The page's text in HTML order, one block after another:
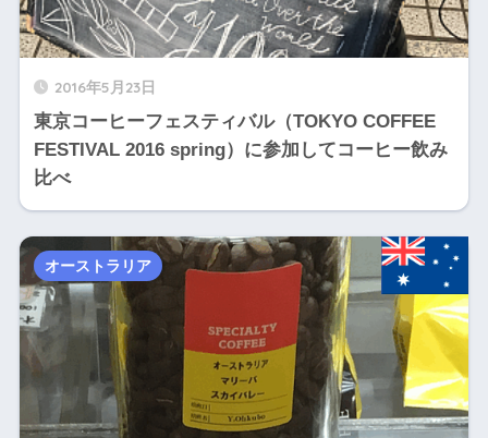
2016年5月23日
東京コーヒーフェスティバル（TOKYO COFFEE
FESTIVAL 2016 spring）に参加してコーヒー飲み
比べ
オーストラリア